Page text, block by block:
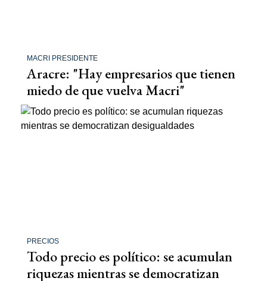
MACRI PRESIDENTE
Aracre: "Hay empresarios que tienen
miedo de que vuelva Macri"
PRECIOS
Todo precio es político: se acumulan
riquezas mientras se democratizan